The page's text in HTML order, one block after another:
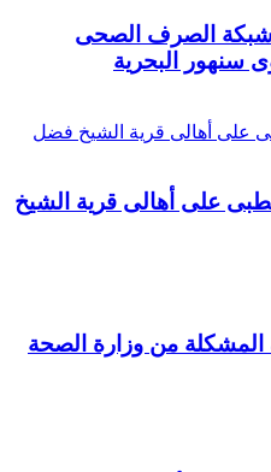
شبكة الصرف الصحى
سنهور البحرية
على أهالى قرية الشيخ
المشكلة من وزارة الصحة